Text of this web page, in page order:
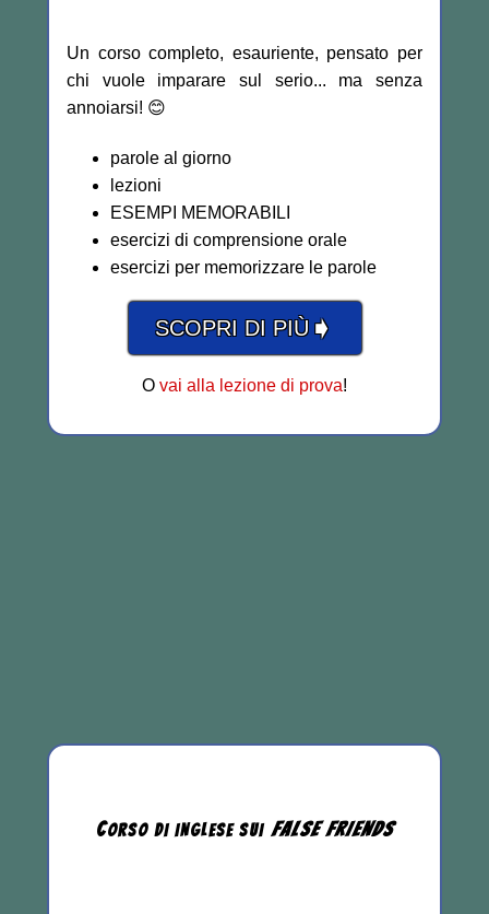
Un corso completo, esauriente, pensato per
chi vuole imparare sul serio... ma senza
annoiarsi! 😊
parole al giorno
lezioni
ESEMPI MEMORABILI
esercizi di comprensione orale
esercizi per memorizzare le parole
SCOPRI DI PIÙ➧
O vai alla lezione di prova!
CORSO DI INGLESE SUI FALSEFRIENDS